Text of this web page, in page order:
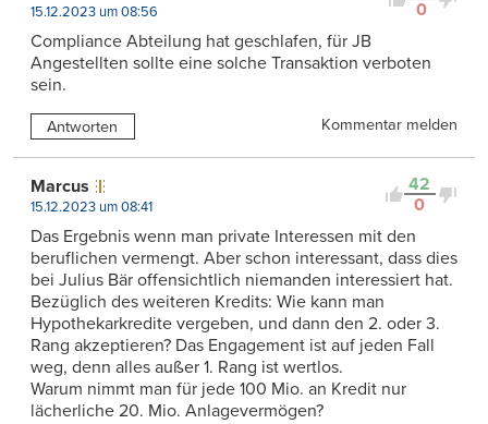
0
15.12.2023 um 08:56
Compliance Abteilung hat geschlafen, für JB
Angestellten sollte eine solche Transaktion verboten
sein.
Antworten Kommentar melden
42
0
Marcus
15.12.2023 um 08:41
Das Ergebnis wenn man private Interessen mit den
beruflichen vermengt. Aber schon interessant, dass dies
bei Julius Bär offensichtlich niemanden interessiert hat.
Bezüglich des weiteren Kredits: Wie kann man
Hypothekarkredite vergeben, und dann den 2. oder 3.
Rang akzeptieren? Das Engagement ist auf jeden Fall
weg, denn alles außer 1. Rang ist wertlos.
Warum nimmt man für jede 100 Mio. an Kredit nur
lächerliche 20. Mio. Anlagevermögen?